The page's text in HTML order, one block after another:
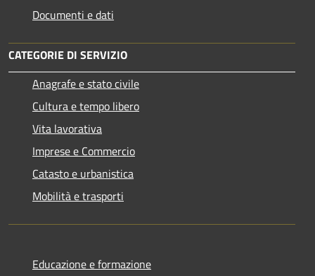
Documenti e dati
CATEGORIE DI SERVIZIO
Anagrafe e stato civile
Cultura e tempo libero
Vita lavorativa
Imprese e Commercio
Catasto e urbanistica
Mobilità e trasporti
Educazione e formazione